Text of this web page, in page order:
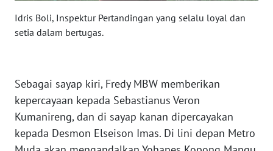
Idris Boli, Inspektur Pertandingan yang selalu loyal dan
setia dalam bertugas.
Sebagai sayap kiri, Fredy MBW memberikan
kepercayaan kepada Sebastianus Veron
Kumanireng, dan di sayap kanan dipercayakan
kepada Desmon Elseison Imas. Di lini depan Metro
SUMBAR
BENGKULU
WN